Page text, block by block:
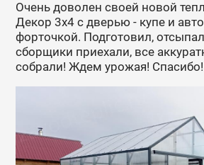
Очень доволен своей новой
Декор 3х4 с дверью - купе и
форточкой. Подготовил,
сборщики приехали, все
собрали! Ждем урожая! Спасибо!